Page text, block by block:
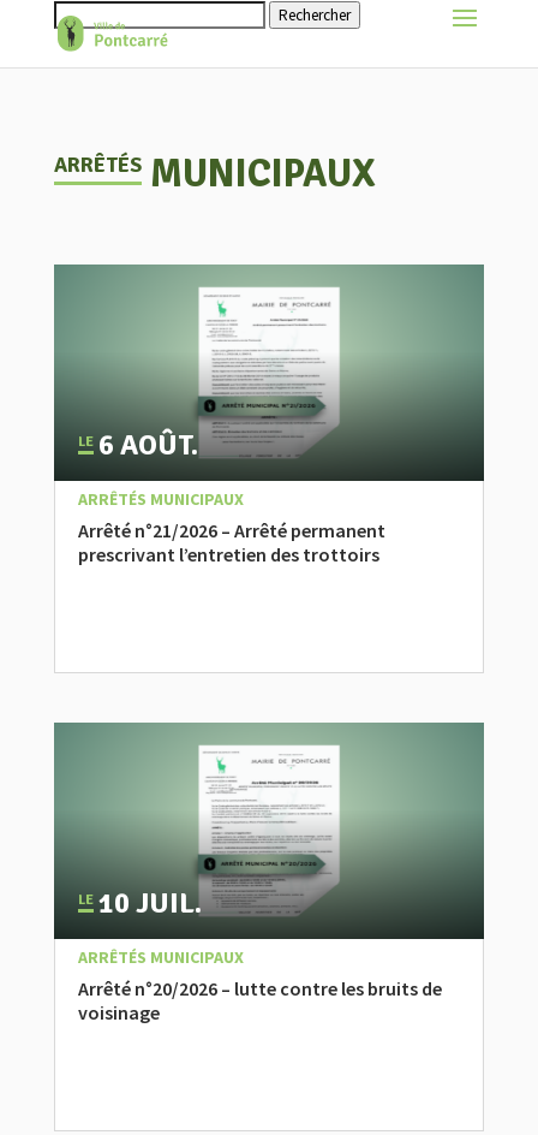
Rechercher
ARRÊTÉSMUNICIPAUX
Arrêté n°21/2026 – Arrêté permanent
prescrivant l’entretien des trottoirs
6 AOÛT.
|
À LA UNE ,
ACTUALITÉ ,
ARRÊTÉS MUNICIPAUX
Arrêté n°20/2026 – lutte contre les bruits de
voisinage
10 JUIL.
|
ACTUALITÉ ,
ARRÊTÉS MUNICIPAUX